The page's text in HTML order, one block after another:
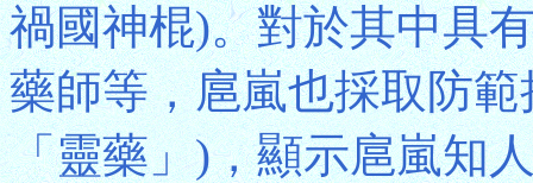
禍國神棍)。對於其中具
藥師等，扈嵐也採取防
「靈藥」)，顯示扈嵐知